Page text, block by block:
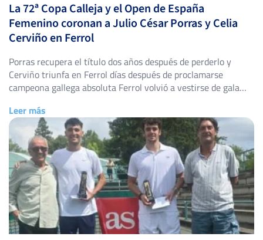
La 72ª Copa Calleja y el Open de España
Femenino coronan a Julio César Porras y Celia
Cerviño en Ferrol
Porras recupera el título dos años después de perderlo y
Cerviño triunfa en Ferrol días después de proclamarse
campeona gallega absoluta Ferrol volvió a vestirse de gala
Casino Ferrolano Tenis Club acogieron, una semana más, dos
de las citas con más […]
Leer más